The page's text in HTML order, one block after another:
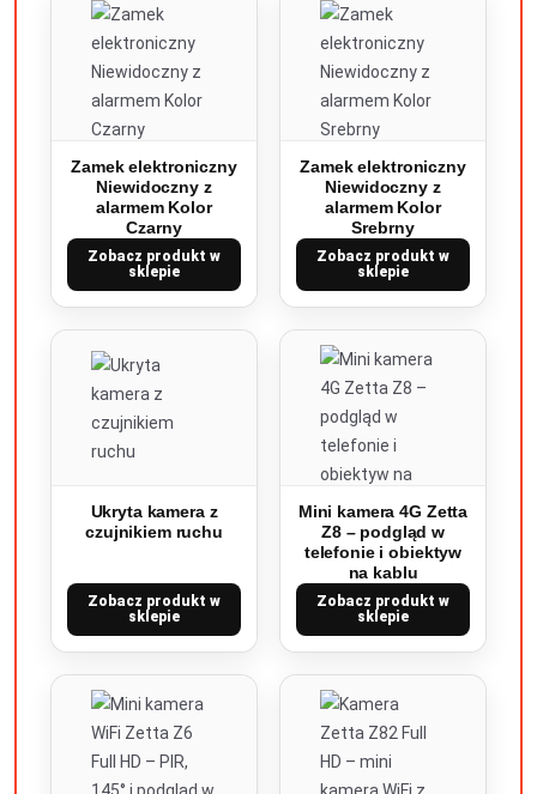
Zamek elektroniczny
Niewidoczny z
alarmem Kolor
Czarny
Zobacz produkt w
sklepie
Zamek elektroniczny
Niewidoczny z
alarmem Kolor
Srebrny
Zobacz produkt w
sklepie
Ukryta kamera z
czujnikiem ruchu
Zobacz produkt w
sklepie
Mini kamera 4G Zetta
Z8 – podgląd w
telefonie i obiektyw
na kablu
Zobacz produkt w
sklepie